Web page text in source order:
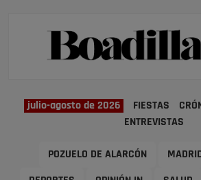
julio-agosto de 2026 FIESTAS
ENTREVISTAS
POZUELO DE ALARCÓN